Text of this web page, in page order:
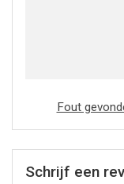
Fout
Schrijf een